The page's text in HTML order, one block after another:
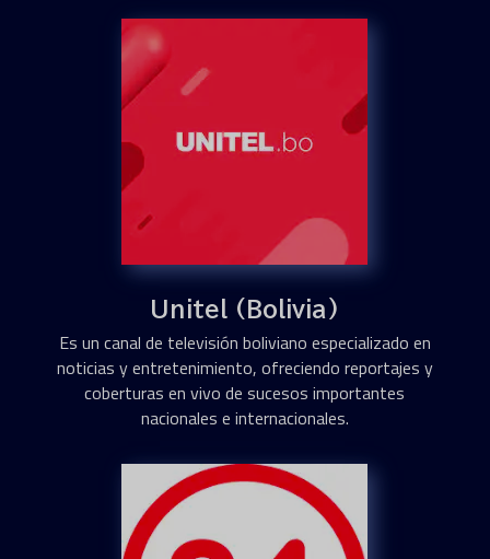
Unitel (Bolivia)
Es un canal de televisión boliviano especializado en
noticias y entretenimiento, ofreciendo reportajes y
coberturas en vivo de sucesos importantes
nacionales e internacionales.